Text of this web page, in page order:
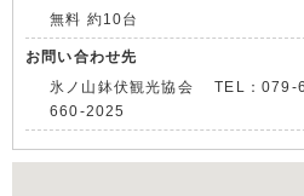
無料 約10台
お問い合わせ先
氷ノ山鉢伏観光協会 TEL：
660-2025